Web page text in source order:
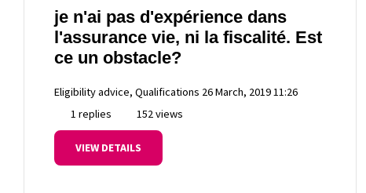
je n'ai pas d'expérience dans
l'assurance vie, ni la fiscalité. Est
ce un obstacle?
Eligibility advice, Qualifications 26 March, 2019 11:26
1 replies
152 views
VIEW DETAILS